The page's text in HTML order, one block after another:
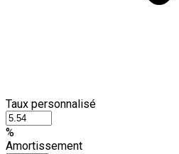
Taux personnalisé
%
Amortissement